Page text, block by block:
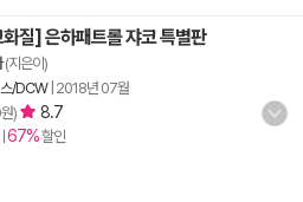
질] 은하패트롤 쟈코 특별판
(지은이)
/DCW| 2018년 07월
) 8.7
67%할인